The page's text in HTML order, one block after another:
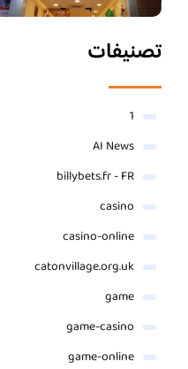
تصنيفات
1
AI News
billybets.fr - FR
casino
casino-online
catonvillage.org.uk
game
game-casino
game-online